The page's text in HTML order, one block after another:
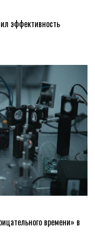
эффективность
времени» в